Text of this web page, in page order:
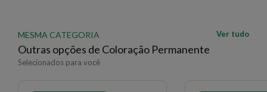
MESMA CATEGORIA
Outras opções de Coloração Permanente
Selecionados para você
Ver tudo